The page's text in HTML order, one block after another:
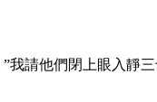
我請他們閉上眼入靜